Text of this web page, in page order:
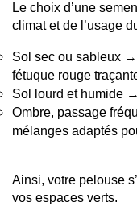
Le choix d’une
climat et de l’usage
Sol sec ou sableux
fétuque rouge
Sol lourd et humide
Ombre, passage
mélanges adaptés
Ainsi, votre pelouse
vos espaces verts.